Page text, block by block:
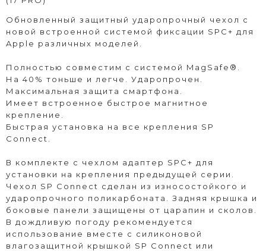
Обновленный защитный ударопрочный чехол с
новой встроенной системой фиксации SPC+ для
Apple различных моделей.
Полностью совместим с системой MagSafe®.
На 40% тоньше и легче. Ударопрочен.
Максимальная защита смартфона.
Имеет встроенное быстрое магнитное
крепление.
Быстрая установка на все крепления SP
Connect.
В комплекте с чехлом адаптер SPC+ для
установки на крепления предыдущей серии.
Чехол SP Connect сделан из износостойкого и
ударопрочного поликарбоната. Задняя крышка и
боковые панели защищены от царапин и сколов.
В дождливую погоду рекомендуется
использование вместе с силиконовой
влагозащитной крышкой SP Connect или